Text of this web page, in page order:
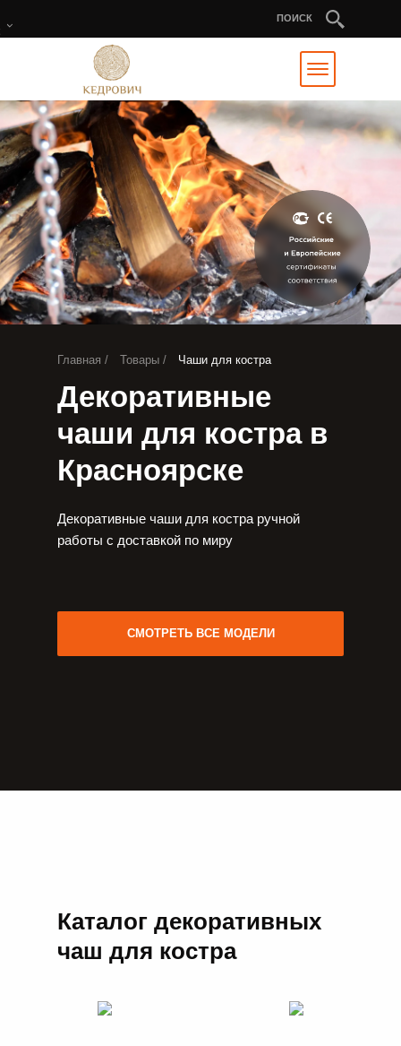
ПОИСК
СМОТРЕТЬ ВСЕ МОДЕЛИ
Декоративные
чаши для костра в
Красноярске
Декоративные чаши для костра ручной
работы с доставкой по миру
Главная / Товары / Чаши для костра
Каталог декоративных
чаш для костра